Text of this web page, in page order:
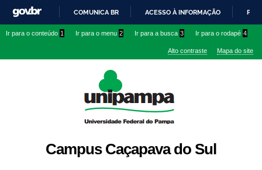
conteúdo
IR
O
COMUNICA BR ACESSO À INFORMAÇÃO
Ir para o conteúdo 1 Ir para o menu 2 Ir para a busca 3 Ir para o rodapé 4
Alto contraste Mapa do site
Campus Caçapava do Sul